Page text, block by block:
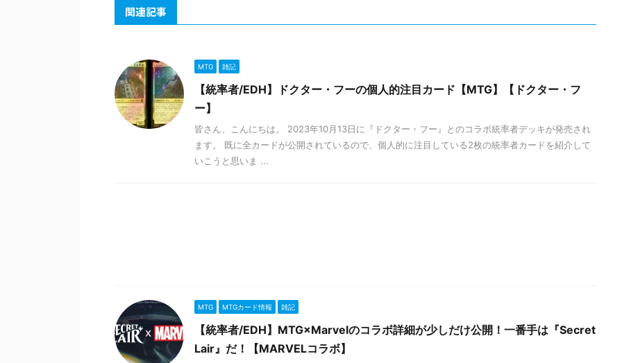
関連記事
MTG 雑記
【統率者/EDH】ドクター・フーの個人的注目カード【MTG】【ドクター・フ
ー】
皆さん、こんにちは。 2023年10月13日に『ドクター・フー』とのコラボ統率者デッキが発売され
ます。 既に全カードが公開されているので、個人的に注目している2枚の統率者カードを紹介して
いこうと思いま ...
MTG MTGカード情報 雑記
【統率者/EDH】MTG×Marvelのコラボ詳細が少しだけ公開！一番手は『Secret
Lair』だ！【MARVELコラボ】